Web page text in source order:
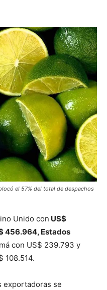
el 57% del total de despachos
Unido con US$
456.964, Estados
con US$ 239.793 y
108.514.
exportadoras se